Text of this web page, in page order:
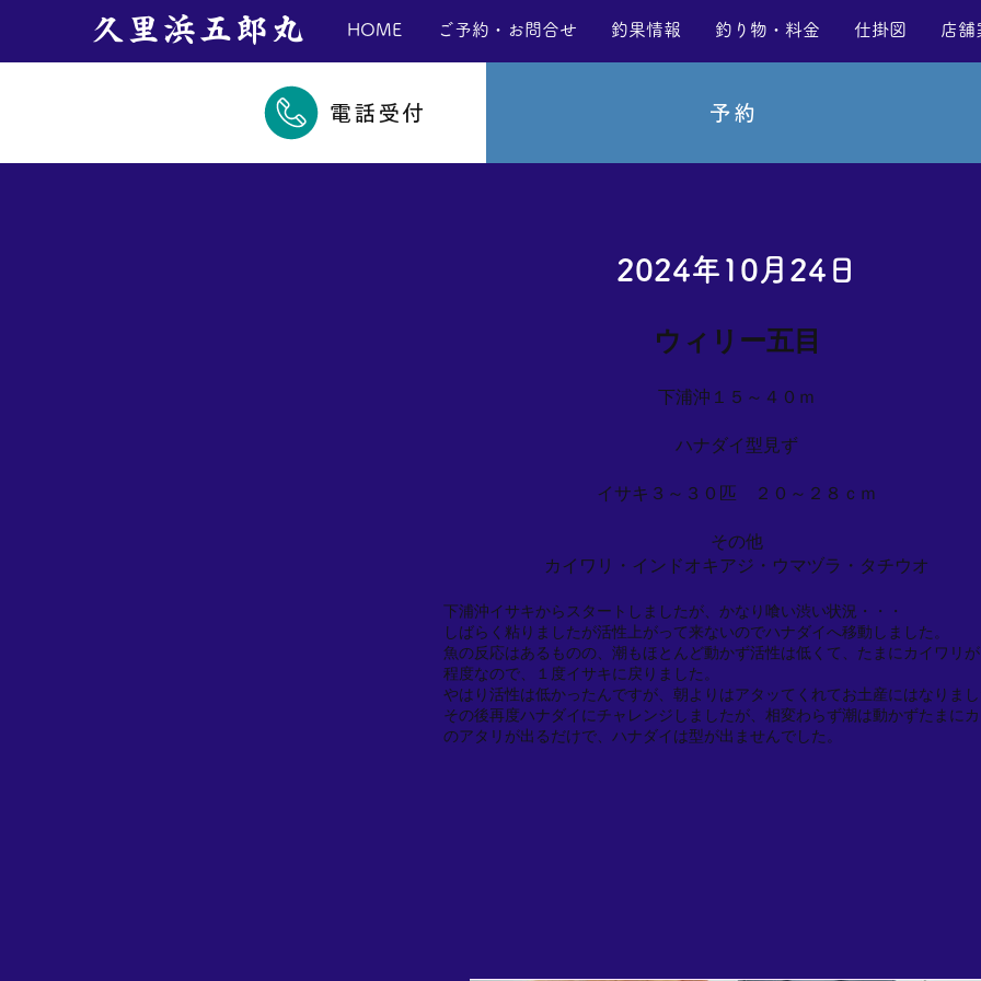
​久里浜五郎丸 HOME ご予約・お問合せ 釣果情報 釣り物・料金 仕掛図 店舗
電話受付 予約
2024年10月24日
ウィリー五目
下浦沖１５～４０ｍ
ハナダイ型見ず
イサキ３～３０匹 ２０～２８ｃｍ
その他
カイワリ・インドオキアジ・ウマヅラ・タチウオ
下浦沖イサキからスタートしましたが、かなり喰い渋い状況・・・
しばらく粘りましたが活性上がって来ないのでハナダイへ移動しました。
魚の反応はあるものの、潮もほとんど動かず活性は低くて、たまにカイワリ
程度なので、１度イサキに戻りました。
やはり活性は低かったんですが、朝よりはアタッてくれてお土産にはなりまし
その後再度ハナダイにチャレンジしましたが、相変わらず潮は動かずたまにカ
のアタリが出るだけで、ハナダイは型が出ませんでした。